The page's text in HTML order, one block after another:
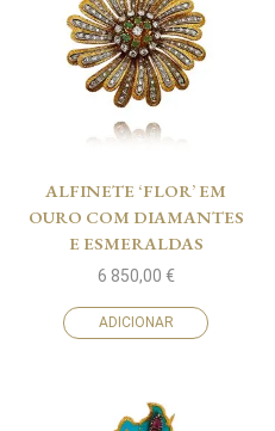
ALFINETE ‘FLOR’ EM
OURO COM DIAMANTES
E ESMERALDAS
6 850,00 €
ADICIONAR